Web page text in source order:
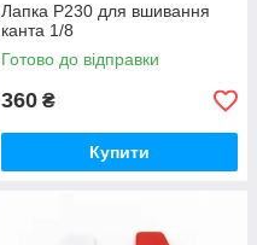
Лапка P230 для вшивання
канта 1/8
Готово до відправки
360 ₴
Купити